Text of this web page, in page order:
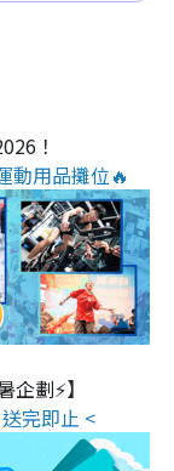
！
動用品攤位🔥
劃⚡】
完即止 <